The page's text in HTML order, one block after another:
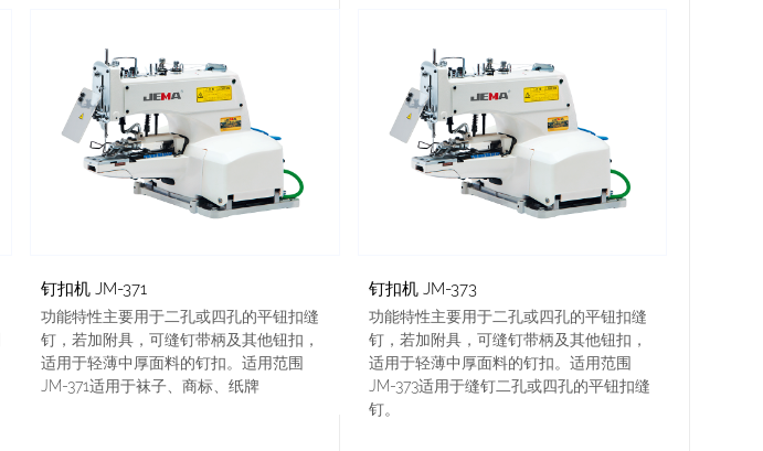
钉扣机 JM-371
功能特性主要用于二孔或四孔的平钮扣缝
钉，若加附具，可缝钉带柄及其他钮扣，
适用于轻薄中厚面料的钉扣。适用范围
JM-371适用于袜子、商标、纸牌
钉扣机 JM-373
功能特性主要用于二孔或四孔的平钮扣缝
钉，若加附具，可缝钉带柄及其他钮扣，
适用于轻薄中厚面料的钉扣。适用范围
JM-373适用于缝钉二孔或四孔的平钮扣缝
钉。